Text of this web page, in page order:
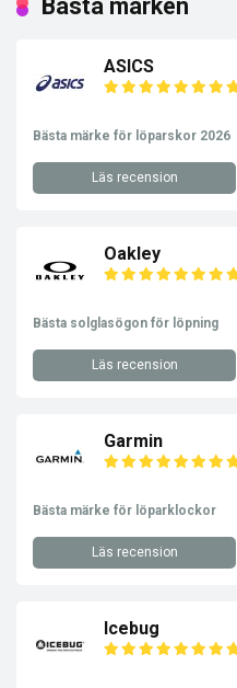
Bästa märken
ASICS
Bästa märke för löparskor 2026
Läs recension
Oakley
Bästa solglasögon för löpning
Läs recension
Garmin
Bästa märke för löparklockor
Läs recension
Icebug